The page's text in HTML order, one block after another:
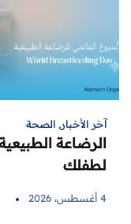
آخر الأخبار, الصحة
الرضاعة
لطفلك
4 أغسطس، 2026